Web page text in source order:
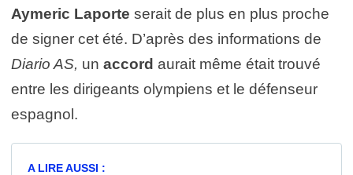
Aymeric Laporte serait de plus en plus proche
de signer cet été. D’après des informations de
Diario AS, un accord aurait même était trouvé
entre les dirigeants olympiens et le défenseur
espagnol.
A LIRE AUSSI :